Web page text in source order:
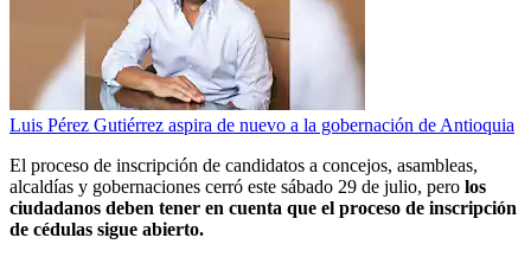
Luis Pérez Gutiérrez aspira de nuevo a la gobernación de Antioquia
El proceso de inscripción de candidatos a concejos, asambleas,
alcaldías y gobernaciones cerró este sábado 29 de julio, pero los
ciudadanos deben tener en cuenta que el proceso de inscripción
de cédulas sigue abierto.